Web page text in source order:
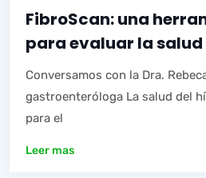
FibroScan: una
para evaluar la
Conversamos con la Dra.
gastroenteróloga La salud del
para el
Leer mas